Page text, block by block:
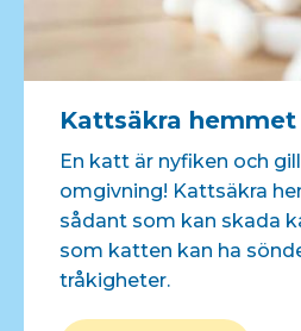
Kattsäkra hemmet
En katt är nyfiken och
omgivning! Kattsäkra
sådant som kan skada
som katten kan ha
tråkigheter.